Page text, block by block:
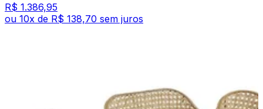
R$ 1.386,95
ou 10x de R$ 138,70 sem juros